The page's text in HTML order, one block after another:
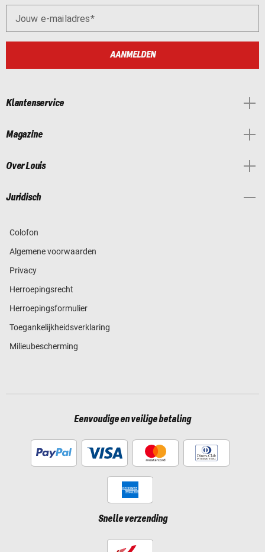
Jouw e-mailadres
AANMELDEN
Klantenservice
Magazine
Over Louis
Juridisch
Colofon
Algemene voorwaarden
Privacy
Herroepingsrecht
Herroepingsformulier
Toegankelijkheidsverklaring
Milieubescherming
Eenvoudige en veilige betaling
Snelle verzending